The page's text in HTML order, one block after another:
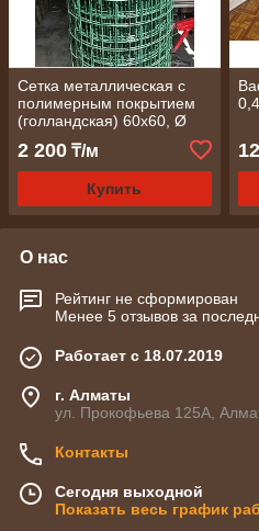
Сетка металлическая с
полимерным покрытием
(голландская) 60х60, Ø
2,0 мм 1,8х20 м
(разукомплект)
2 200 ₸/м
Купить
О нас
Рейтинг не сформирован
Менее 5 отзывов за
Работает с 18.07.2019
г. Алматы
ул. Прокофьева 125А,
Контакты
Сегодня выходной
Показать весь график